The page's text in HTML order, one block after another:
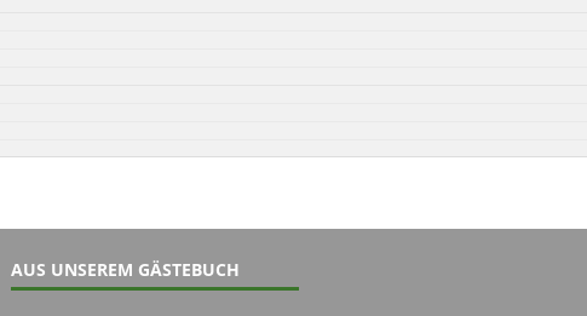
AUS UNSEREM GÄSTEBUCH